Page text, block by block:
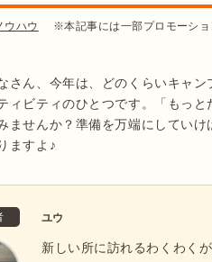
ウハウ ※本記事には一部プロモーシ
さん、今年は、どのくらいキャ
ィビティのひとつです。「もっ
ませんか？準備を万端にしてい
ますよ♪
ユウ
新しい所に訪れるわくわく